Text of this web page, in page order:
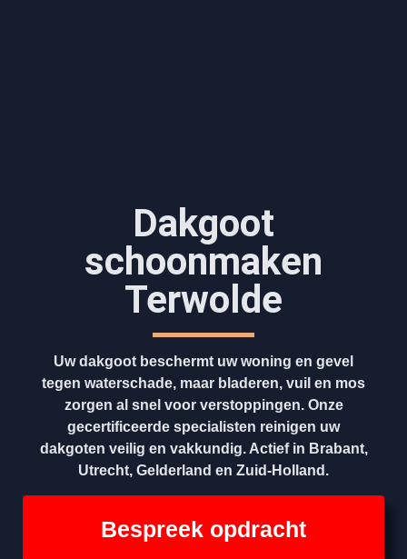
Dakgoot
schoonmaken​
Terwolde
Uw dakgoot beschermt uw woning en gevel
tegen waterschade, maar bladeren, vuil en mos
zorgen al snel voor verstoppingen. Onze
gecertificeerde specialisten reinigen uw
dakgoten veilig en vakkundig. Actief in Brabant,
Utrecht, Gelderland en Zuid-Holland.
Bespreek opdracht